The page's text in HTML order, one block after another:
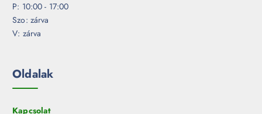
P: 10:00 - 17:00
Szo: zárva
V: zárva
Oldalak
Kapcsolat